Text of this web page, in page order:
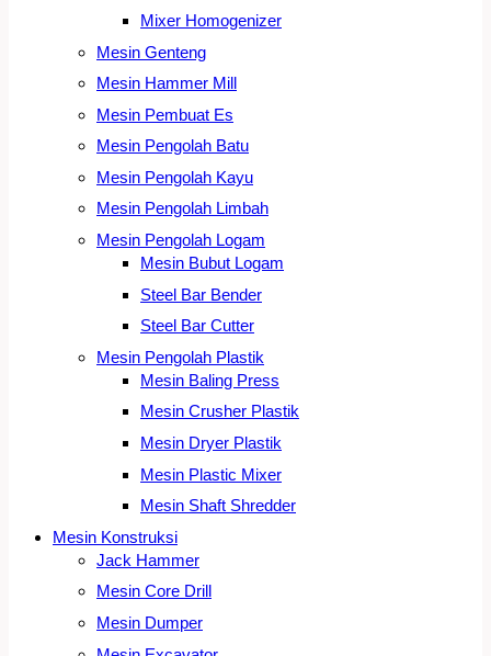
Mixer Homogenizer
Mesin Genteng
Mesin Hammer Mill
Mesin Pembuat Es
Mesin Pengolah Batu
Mesin Pengolah Kayu
Mesin Pengolah Limbah
Mesin Pengolah Logam
Mesin Bubut Logam
Steel Bar Bender
Steel Bar Cutter
Mesin Pengolah Plastik
Mesin Baling Press
Mesin Crusher Plastik
Mesin Dryer Plastik
Mesin Plastic Mixer
Mesin Shaft Shredder
Mesin Konstruksi
Jack Hammer
Mesin Core Drill
Mesin Dumper